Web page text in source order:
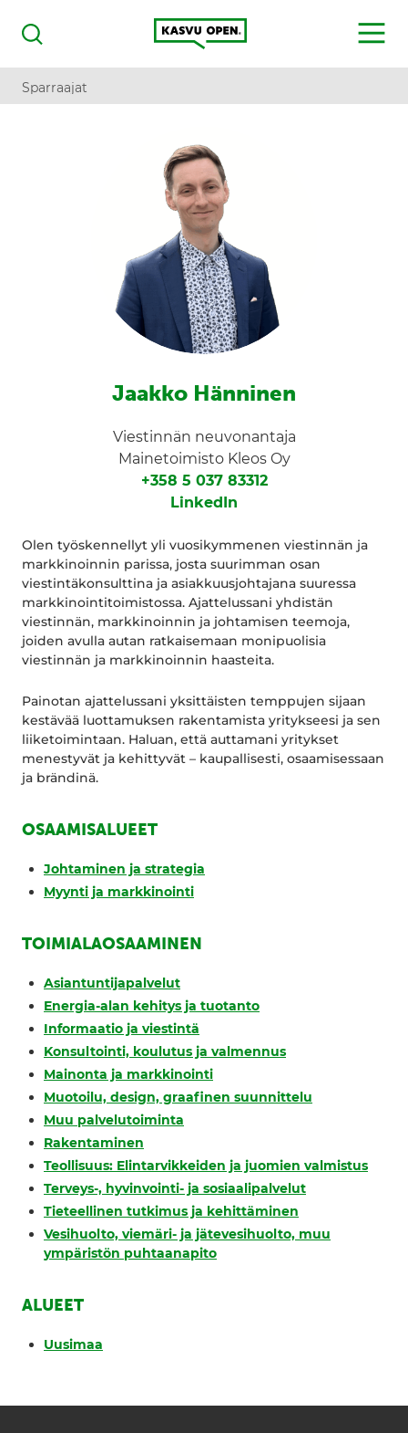
Haku
Kasvu Open
MENU
Sparraajat
Jaakko Hänninen
Viestinnän neuvonantaja
Mainetoimisto Kleos Oy
+358 5 037 83312
LinkedIn
Olen työskennellyt yli vuosikymmenen viestinnän ja
markkinoinnin parissa, josta suurimman osan
viestintäkonsulttina ja asiakkuusjohtajana suuressa
markkinointitoimistossa. Ajattelussani yhdistän
viestinnän, markkinoinnin ja johtamisen teemoja,
joiden avulla autan ratkaisemaan monipuolisia
viestinnän ja markkinoinnin haasteita.
Painotan ajattelussani yksittäisten temppujen sijaan
kestävää luottamuksen rakentamista yritykseesi ja sen
liiketoimintaan. Haluan, että auttamani yritykset
menestyvät ja kehittyvät – kaupallisesti, osaamisessaan
ja brändinä.
OSAAMISALUEET
Johtaminen ja strategia
Myynti ja markkinointi
TOIMIALAOSAAMINEN
Asiantuntijapalvelut
Energia-alan kehitys ja tuotanto
Informaatio ja viestintä
Konsultointi, koulutus ja valmennus
Mainonta ja markkinointi
Muotoilu, design, graafinen suunnittelu
Muu palvelutoiminta
Rakentaminen
Teollisuus: Elintarvikkeiden ja juomien valmistus
Terveys-, hyvinvointi- ja sosiaalipalvelut
Tieteellinen tutkimus ja kehittäminen
Vesihuolto, viemäri- ja jätevesihuolto, muu
ympäristön puhtaanapito
ALUEET
Uusimaa